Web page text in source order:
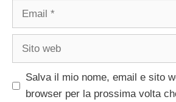
Email
Sito
Salva il mio nome, email e sito
browser per la prossima volta